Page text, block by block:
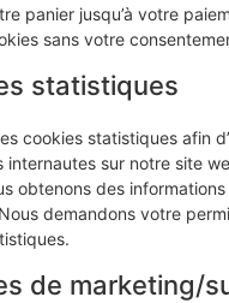
panier jusqu’à votre
sans votre
statistiques
cookies statistiques afin
internautes sur notre site
obtenons des informations
demandons votre
de marketing/